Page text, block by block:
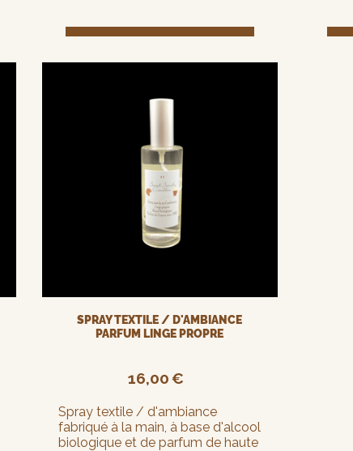
SPRAY TEXTILE / D'AMBIANCE
PARFUM LINGE PROPRE
16,00€
Spray textile / d'ambiance
fabriqué à la main, à base d'alcool
biologique et de parfum de haute